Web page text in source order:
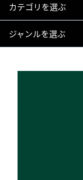
カテゴリを選ぶ
ジャンルを選ぶ